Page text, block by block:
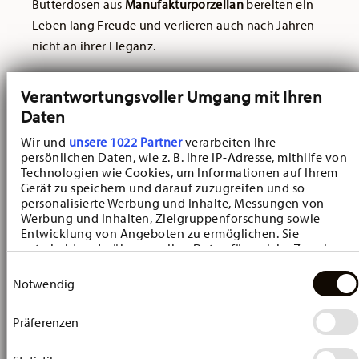
Verantwortungsvoller Umgang mit Ihren
Daten
Wir und unsere 1022 Partnerverarbeiten Ihre
persönlichen Daten, wie z. B. Ihre IP-Adresse, mithilfe von
Technologien wie Cookies, um Informationen auf Ihrem
Gerät zu speichern und darauf zuzugreifen und so
personalisierte Werbung und Inhalte, Messungen von
Werbung und Inhalten, Zielgruppenforschung sowie
Entwicklung von Angeboten zu ermöglichen. Sie
entscheiden darüber, wer Ihre Daten für welche Zwecke
Cookie-Erklärung oder durch Klicken auf das Privacy
Trigger Symbol ändern oder widerrufen
Wenn Sie es erlauben, würden wir auch gerne:
Notwendig
Präferenzen
Butterdosen aus Manufakturporzellan bereiten ein
Leben lang Freude und verlieren auch nach Jahren
nicht an ihrer Eleganz.
Hutschenreuther Blau
Zwiebelmuster Butterdose
Zwiebelmusterist der ikonische Klassiker aus dem
Hause Hutschenreuther. Das traditionsbewusste
Geschirrservice bietet Ihnen die passenden Artikel
für einen stilvoll gedeckten Tisch zu jedem Anlass.
Dazu gehört natürlich auch dieHutschenreuther
Blau Zwiebelmuster Butterdosemit den
charakteristischen
abendlichen Brotzeit sorgt das
Hutschenreuther Blau
für einen traditionell